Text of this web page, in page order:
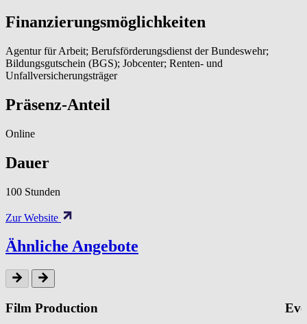
Finanzierungsmöglichkeiten
Agentur für Arbeit; Berufsförderungsdienst der Bundeswehr;
Bildungsgutschein (BGS); Jobcenter; Renten- und
Unfallversicherungsträger
Präsenz-Anteil
Online
Dauer
100 Stunden
Zur Website
Ähnliche Angebote
Film Production